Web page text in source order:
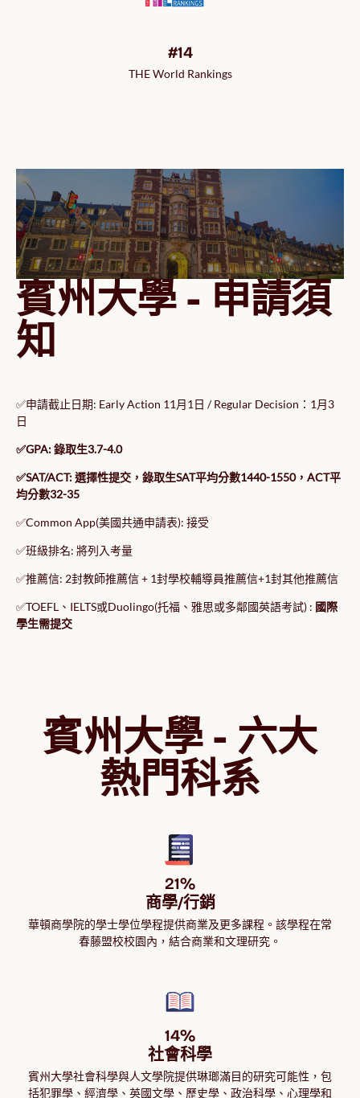
#14
THE World Rankings
賓州大學 - 申請須
知
✅申請截止日期: Early Action 11月1日 / Regular Decision：1月3
日
✅GPA: 錄取生3.7-4.0
✅SAT/ACT: 選擇性提交，錄取生SAT平均分數1440-1550，ACT平
均分數32-35
✅Common App(美國共通申請表): 接受
✅班級排名: 將列入考量
✅推薦信: 2封教師推薦信 + 1封學校輔導員推薦信+1封其他推薦信
✅TOEFL、IELTS或Duolingo(托福、雅思或多鄰國英語考試) : 國際
學生需提交
賓州大學 - 六大
熱門科系
21%
商學/行銷
華頓商學院的學士學位學程提供商業及更多課程。該學程在常
春藤盟校校園內，結合商業和文理研究。
14%
社會科學
賓州大學社會科學與人文學院提供琳瑯滿目的研究可能性，包
括犯罪學、經濟學、英國文學、歷史學、政治科學、心理學和